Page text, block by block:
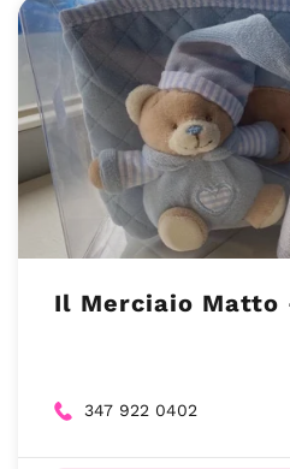
Il Merciaio Matto
347 922 0402